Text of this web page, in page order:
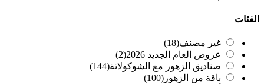
الفئات
غير مصنف(18)
عروض العام الجديد 2026
(2)
صناديق الزهور مع الشوكولاتة(144)
باقة من الزهور (100)